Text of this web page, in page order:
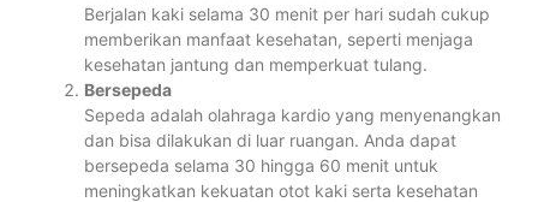
Berjalan kaki selama 30 menit per hari sudah cukup
memberikan manfaat kesehatan, seperti menjaga
kesehatan jantung dan memperkuat tulang.
Bersepeda
Sepeda adalah olahraga kardio yang menyenangkan
dan bisa dilakukan di luar ruangan. Anda dapat
bersepeda selama 30 hingga 60 menit untuk
meningkatkan kekuatan otot kaki serta kesehatan